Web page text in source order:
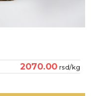
2070.00 rsd/kg